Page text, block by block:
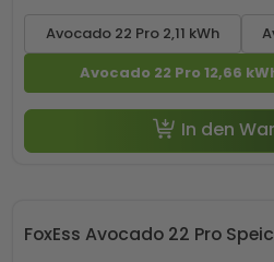
Avocado 22 Pro 2,11 kWh
Avocado 22 Pro 12,66
In den
FoxEss Avocado 22 Pro